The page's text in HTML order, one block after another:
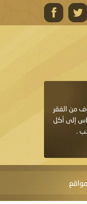
الخوف من الفقر
إلى أكل
.